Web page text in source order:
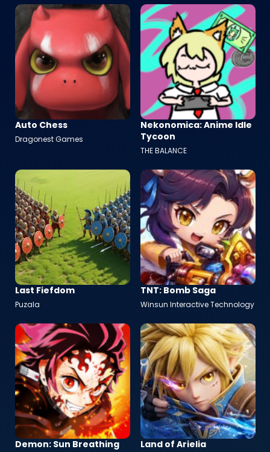
Auto Chess
Dragonest Games
Nekonomica: Anime Idle
Tycoon
THE BALANCE
Last Fiefdom
Puzala
TNT: Bomb Saga
Winsun Interactive Technology
Demon: Sun Breathing Land of Arielia